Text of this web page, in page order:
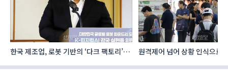
한국 제조업, 로봇 기반의 ‘다크 팩토리’로
원격제어 넘어 상황 인식으로,